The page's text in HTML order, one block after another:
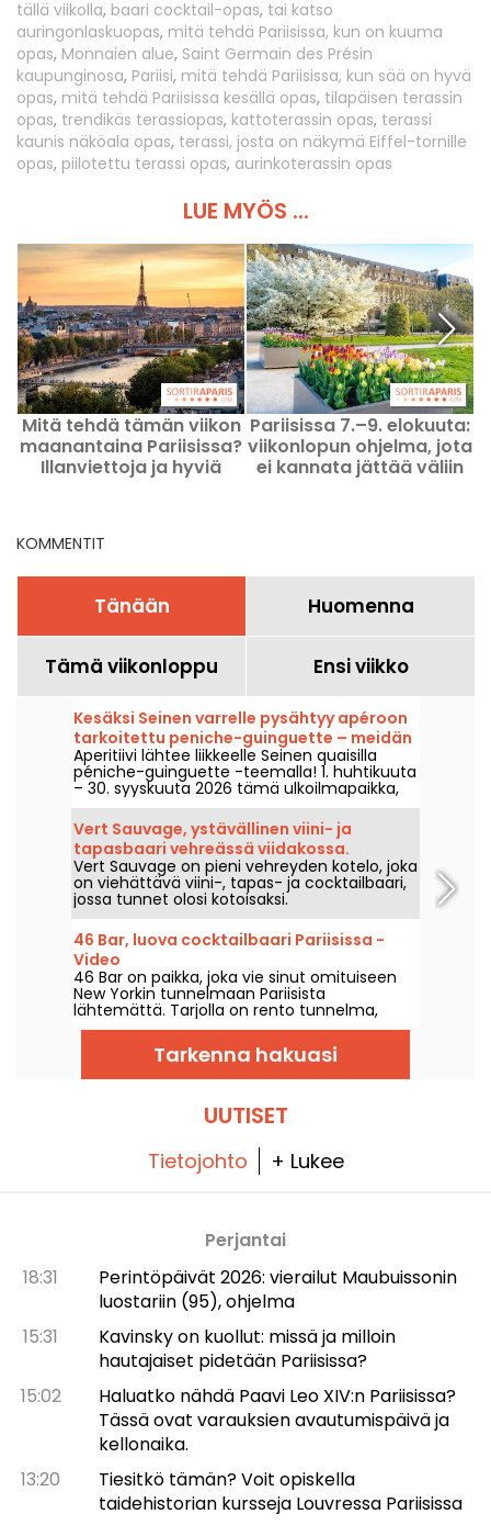
tällä viikolla, baari cocktail-opas, tai katso
auringonlaskuopas, mitä tehdä Pariisissa, kun on kuuma
opas, Monnaien alue, Saint Germain des Présin
kaupunginosa, Pariisi, mitä tehdä Pariisissa, kun sää on hyvä
opas, mitä tehdä Pariisissa kesällä opas, tilapäisen terassin
opas, trendikäs terassiopas, kattoterassin opas, terassi
kaunis näköala opas, terassi, josta on näkymä Eiffel-tornille
opas, piilotettu terassi opas, aurinkoterassin opas
LUE MYÖS ...
Mitä tehdä tämän viikon
maanantaina Pariisissa?
Illanviettoja ja hyviä
Pariisissa 7.–9. elokuuta:
viikonlopun ohjelma, jota
ei kannata jättää väliin
KOMMENTIT
Tänään Huomenna
Tämä viikonloppu Ensi viikko
Kesäksi Seinen varrelle pysähtyy apéroon
tarkoitettu peniche-guinguette – meidän
kuvamme
Aperitiivi lähtee liikkeelle Seinen quaisilla
péniche-guinguette -teemalla! 1. huhtikuuta
– 30. syyskuuta 2026 tämä ulkoilmapaikka,
jonka on luonut Ranskan aperitiiviliitto,
yhdistää paikalliset herkut, käsityöläisbierit ja
juhlatunnelman Hôtel de Ville'n ja Saint-
Paulin välillä nauttien kauniiden päivien
paluusta.
Vert Sauvage, ystävällinen viini- ja
tapasbaari vehreässä viidakossa.
Vert Sauvage on pieni vehreyden kotelo, joka
on viehättävä viini-, tapas- ja cocktailbaari,
jossa tunnet olosi kotoisaksi.
46 Bar, luova cocktailbaari Pariisissa -
Video
46 Bar on paikka, joka vie sinut omituiseen
New Yorkin tunnelmaan Pariisista
lähtemättä. Tarjolla on rento tunnelma,
maukkaita cocktaileja sekä juusto- ja
leikkelelautasia!Tarkenna hakuasi
UUTISET
Tietojohto + Lukee
Perjantai
18:31
Perintöpäivät 2026: vierailut Maubuissonin
luostariin (95), ohjelma
15:31
Kavinsky on kuollut: missä ja milloin
hautajaiset pidetään Pariisissa?
15:02
Haluatko nähdä Paavi Leo XIV:n Pariisissa?
Tässä ovat varauksien avautumispäivä ja
kellonaika.
13:20
Tiesitkö tämän? Voit opiskella
taidehistorian kursseja Louvressa Pariisissa